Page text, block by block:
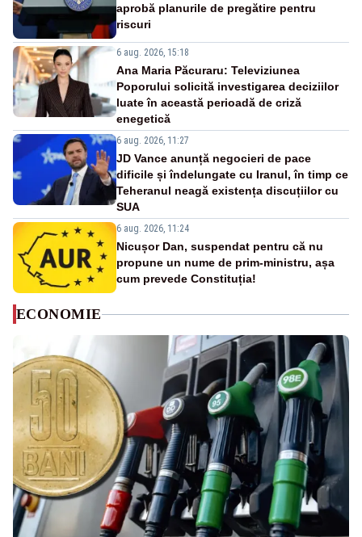
aprobă planurile de pregătire pentru
riscuri
6 aug. 2026, 15:18
Ana Maria Păcuraru: Televiziunea
Poporului solicită investigarea deciziilor
luate în această perioadă de criză
enegetică
6 aug. 2026, 11:27
JD Vance anunță negocieri de pace
dificile și îndelungate cu Iranul, în timp ce
Teheranul neagă existența discuțiilor cu
SUA
6 aug. 2026, 11:24
Nicușor Dan, suspendat pentru că nu
propune un nume de prim-ministru, așa
cum prevede Constituția!
ECONOMIE